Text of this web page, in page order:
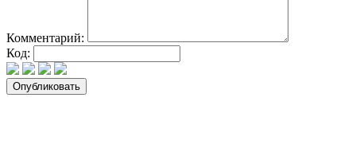
Комментарий:
Код: